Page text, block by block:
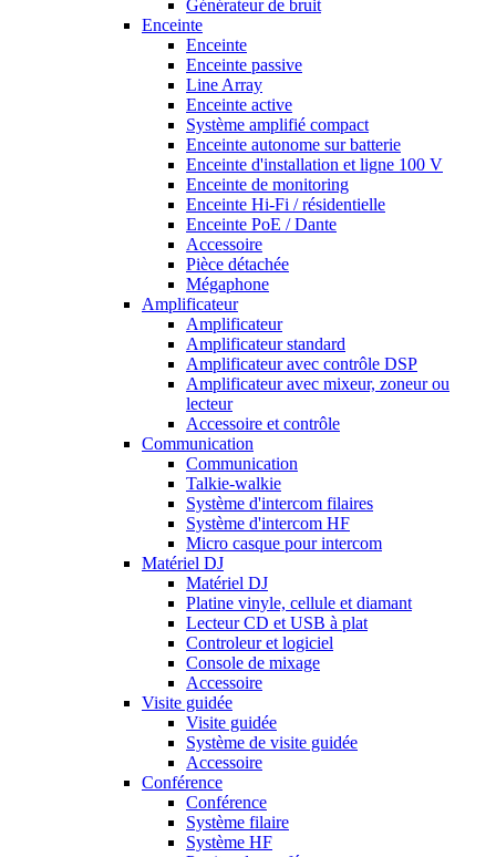
Générateur de bruit
Enceinte
Enceinte
Enceinte passive
Line Array
Enceinte active
Système amplifié compact
Enceinte autonome sur batterie
Enceinte d'installation et ligne 100 V
Enceinte de monitoring
Enceinte Hi-Fi / résidentielle
Enceinte PoE / Dante
Accessoire
Pièce détachée
Mégaphone
Amplificateur
Amplificateur
Amplificateur standard
Amplificateur avec contrôle DSP
Amplificateur avec mixeur, zoneur ou
lecteur
Accessoire et contrôle
Communication
Communication
Talkie-walkie
Système d'intercom filaires
Système d'intercom HF
Micro casque pour intercom
Matériel DJ
Matériel DJ
Platine vinyle, cellule et diamant
Lecteur CD et USB à plat
Controleur et logiciel
Console de mixage
Accessoire
Visite guidée
Visite guidée
Système de visite guidée
Accessoire
Conférence
Conférence
Système filaire
Système HF